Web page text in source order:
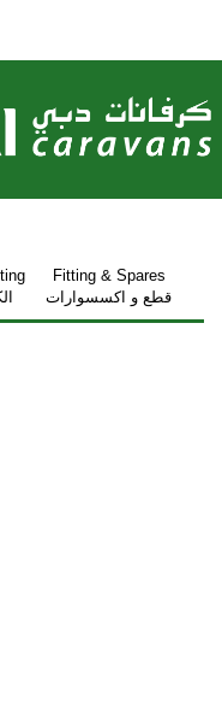
Fitting & Spares
قطع و اكسسوارات